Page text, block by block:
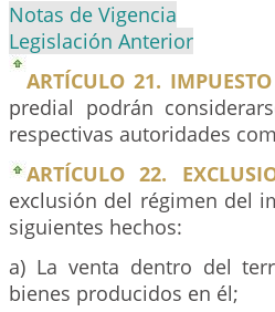
Notas de Vigencia
Legislación Anterior
ARTÍCULO 21.
predial podrán
respectivas autoridades
ARTÍCULO 22.
exclusión del régimen del
siguientes hechos:
a) La venta dentro del
bienes producidos en él;